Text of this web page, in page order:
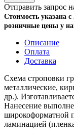
Отправить запрос
Стоимость указана
розничные цены у
Описание
Оплата
Доставка
Схема строповки
металлические,
др.).
Нанесение
широкоформатной
ламинацией